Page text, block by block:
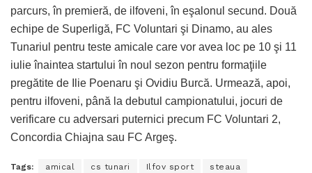
parcurs, în premieră, de ilfoveni, în eşalonul secund. Două
echipe de Superligă, FC Voluntari şi Dinamo, au ales
Tunariul pentru teste amicale care vor avea loc pe 10 şi 11
iulie înaintea startului în noul sezon pentru formaţiile
pregătite de Ilie Poenaru şi Ovidiu Burcă. Urmează, apoi,
pentru ilfoveni, până la debutul campionatului, jocuri de
verificare cu adversari puternici precum FC Voluntari 2,
Concordia Chiajna sau FC Argeş.
Tags: amical cs tunari Ilfov sport steaua